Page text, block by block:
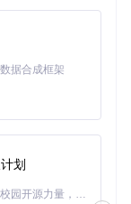
npm/
据合成框架
划
「源启盛夏」暑期校园开发者成长计划旨在激活校园开源力量，通过积分激励、认证扶持、资源倾斜等形式，引导高校组织和开发者完成「入驻 — 建项目 — 做贡献 — 获认证 — 得资源」的完整闭环。无论你是想带领社团入驻平台的组织者，还是希望用代码贡献证明自己的开发者，都能在这里找到属于你的成长路径。